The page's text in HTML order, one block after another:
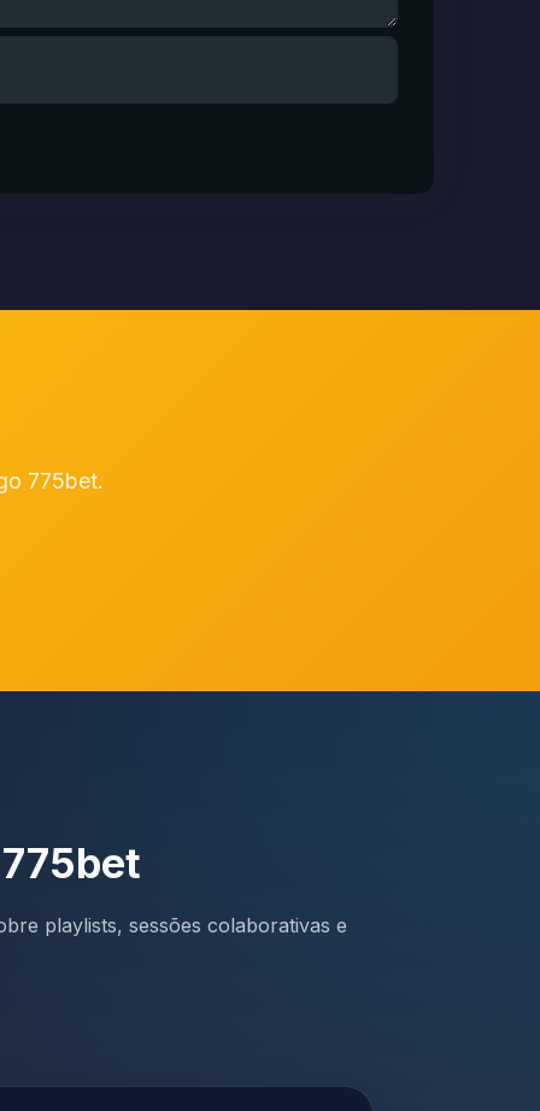
775bet.
playlists, sessões colaborativas e